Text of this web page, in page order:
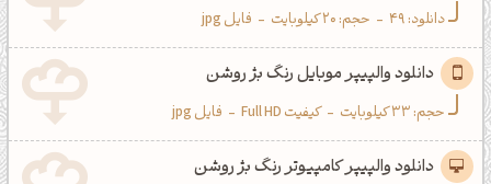
دانلود:49
- حجم: 20 کیلوبایت - فایل jpg
دانلود والپیپر موبایل رنگ بژ روشن
حجم: 33 کیلوبایت - کیفیت Full HD - فایل jpg
دانلود والپیپر کامپیوتر رنگ بژ روشن